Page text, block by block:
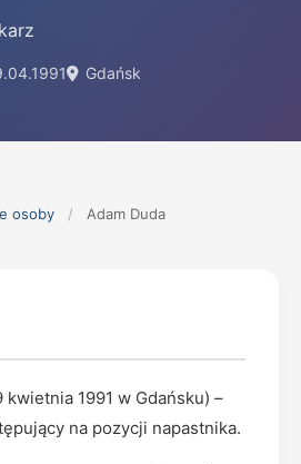
Gdańsk
osoby / Adam Duda
kwietnia 1991 w Gdańsku) –
na pozycji napastnika.